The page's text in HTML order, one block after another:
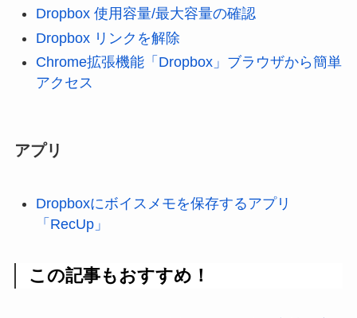
Dropbox 使用容量/最大容量の確認
Dropbox リンクを解除
Chrome拡張機能「Dropbox」ブラウザから簡単
アクセス
アプリ
Dropboxにボイスメモを保存するアプリ
「RecUp」
この記事もおすすめ！